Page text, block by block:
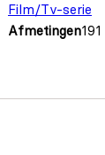
Film/Tv-serie
Afmetingen